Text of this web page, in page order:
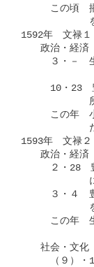
この頃　播磨
を開発する
1592年　文禄１
政治・経済
３・－　生駒
（近世史
10・23　豊
所文
この年　小豆
ため徴用さ
1593年　文禄２
政治・経済
２・28　豊臣
に命じる
３・４　豊臣
を継舟で送
この年　生駒
（生駒
社会・文化
（９）・18　